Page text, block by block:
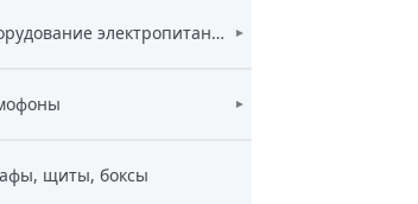
Оборудование электропитания ►
►
щиты, боксы